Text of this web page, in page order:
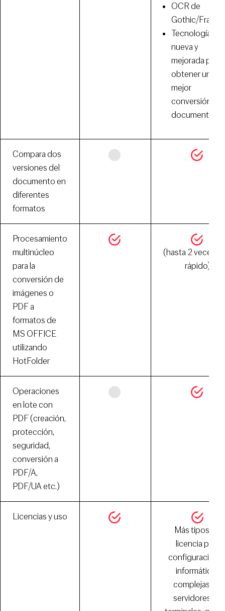
OCR de
Gothic/
Tecnología
nueva y
mejorada para
obtener una
mejor
conversión de
documentos
Compara dos
versiones del
documento en
diferentes
formatos
Procesamiento
multinúcleo
para la
conversión de
imágenes o
PDF a
formatos de
MS OFFICE
utilizando
HotFolder
(hasta 2 veces
rápido)
Operaciones
en lote con
PDF (creación,
protección,
seguridad,
conversión a
PDF/A,
PDF/UA etc.)
Licencias y uso
Más tipos de
licencia para
informáticas
complejas: en
servidores de